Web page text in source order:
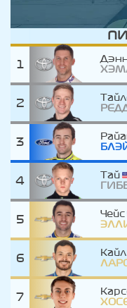
1
2
3
4
Тай
5
Чейс
6
Кайл
7